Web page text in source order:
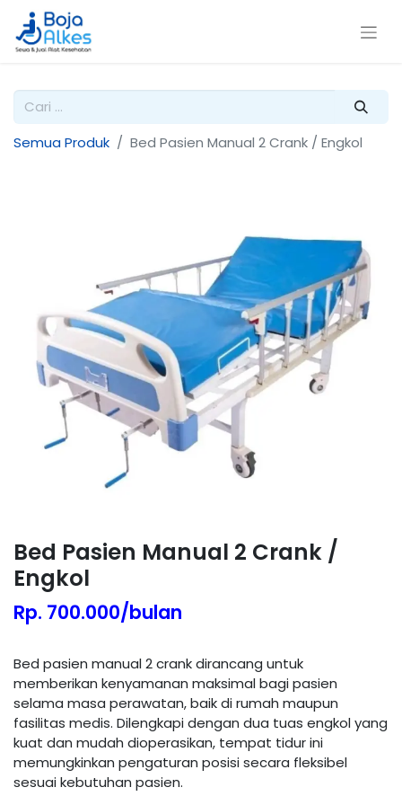
Semua Produk Bed Pasien Manual 2 Crank / Engkol
Bed Pasien Manual 2 Crank /
Engkol
Rp. 700.000/bulan
Bed pasien manual 2 crank dirancang untuk
memberikan kenyamanan maksimal bagi pasien
selama masa perawatan, baik di rumah maupun
fasilitas medis. Dilengkapi dengan dua tuas engkol yang
kuat dan mudah dioperasikan, tempat tidur ini
memungkinkan pengaturan posisi secara fleksibel
sesuai kebutuhan pasien.